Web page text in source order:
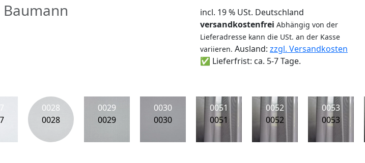
incl. 19 % USt. Deutschland
versandkostenfrei Abhängig von der
Lieferadresse kann die USt. an der Kasse
variieren. Ausland: zzgl. Versandkosten
✅ Lieferfrist: ca. 5-7 Tage.
0028
0028
0029
0029
0030
0030
0051
0051
0052
0052
0053
0053